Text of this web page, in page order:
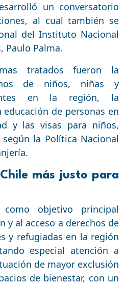
un conversatorio
al cual también se
del Instituto Nacional
Paulo Palma.
tratados fueron la
de niños, niñas y
en la región, la
de personas en
y las visas para niños,
la Política Nacional
más justo para
objetivo principal
y al acceso a derechos de
y refugiadas en la región
especial atención a
de mayor exclusión
de bienestar, con un